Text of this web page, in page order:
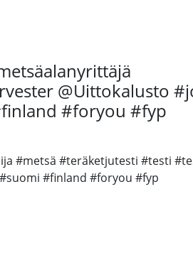
@Uittokalusto
#foryou #fyp
#metsä #teräketjutesti #testi
#finland #foryou #fyp